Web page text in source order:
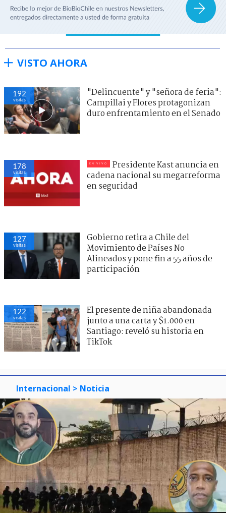
VISTO AHORA
192
visitas
"Delincuente" y "señora de feria":
Campillai y Flores protagonizan
duro enfrentamiento en el Senado
178
visitas
Presidente Kast anuncia en
cadena nacional su megarreforma
en seguridad
127
visitas
Gobierno retira a Chile del
Movimiento de Países No
Alineados y pone fin a 55 años de
participación
122
visitas
El presente de niña abandonada
junto a una carta y $1.000 en
Santiago: reveló su historia en
TikTok
Internacional > Noticia